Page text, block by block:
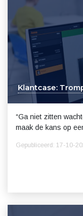
Klantcase:
“Ga niet zitten
maak de kans op
Gepubliceerd: 17-10-